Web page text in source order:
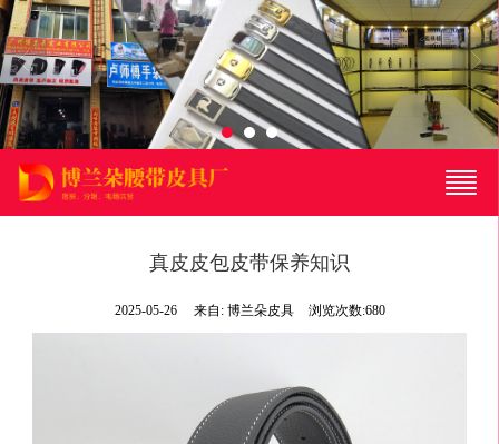
很遗憾，因您的浏览器版本过低导致无法获得最佳浏览体验，推荐下载安装谷歌浏览器！
真皮皮包皮带保养知识
2025-05-26 来自: 博兰朵皮具 浏览次数:680